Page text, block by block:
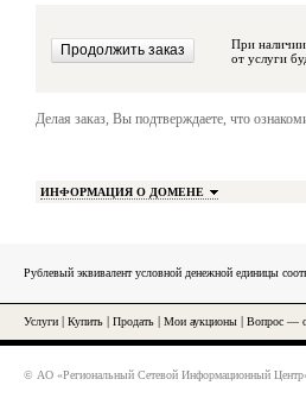
При наличии или
от услуги
Делая заказ, Вы подтверждаете, что
ИНФОРМАЦИЯ О ДОМЕНЕ
Рублевый эквивалент условной денежной единицы
Услуги Купить Продать Мои аукционы Вопрос —
© АО «Региональный Сетевой Информационный